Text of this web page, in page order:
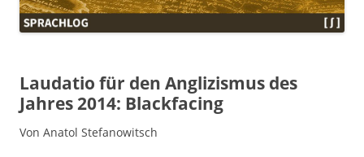
Laudatio für den Anglizismus des
Jahres 2014: Blackfacing
Von Anatol Stefanowitsch